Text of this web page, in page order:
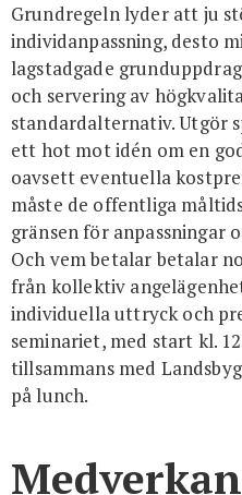
Grundregeln lyder att ju
individanpassning, desto
lagstadgade
och servering av
standardalternativ. Utgör
ett hot mot idén om en
oavsett eventuella
måste de offentliga
gränsen för anpassningar
Och vem betalar betalar
från kollektiv
individuella uttryck och
seminariet, med start kl.
tillsammans med
på lunch.